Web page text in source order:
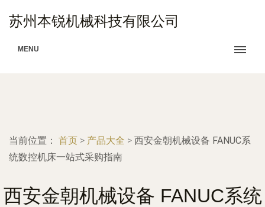
苏州本锐机械科技有限公司
MENU
当前位置： 首页 > 产品大全 > 西安金朝机械设备 FANUC系
统数控机床一站式采购指南
西安金朝机械设备 FANUC系统